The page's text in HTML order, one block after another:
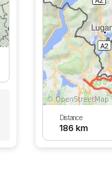
Distance
186 km